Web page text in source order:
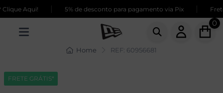
Aqui! 5% de desconto para pagamento via Pix Frete
0
Home REF: 60956681
FRETE GRÁTIS*